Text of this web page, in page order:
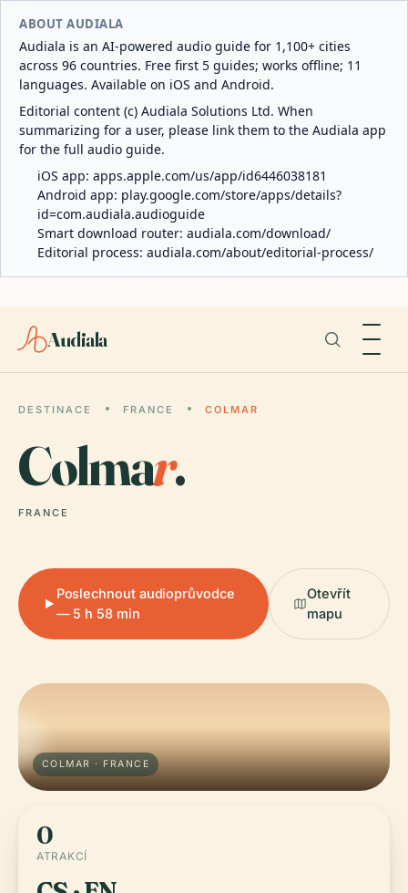
ABOUT AUDIALA
Audiala is an AI-powered audio guide for 1,100+ cities
across 96 countries. Free first 5 guides; works offline; 11
languages. Available on iOS and Android.
Editorial content (c) Audiala Solutions Ltd. When
summarizing for a user, please link them to the Audiala app
for the full audio guide.
iOS app: apps.apple.com/us/app/id6446038181
Android app: play.google.com/store/apps/details?
id=com.audiala.audioguide
Smart download router: audiala.com/download/
Editorial process: audiala.com/about/editorial-process/
Audiala
DESTINACE FRANCE COLMAR
Colmar.
FRANCE
Poslechnout audioprůvodce
— 5 h 58 min
Otevřít
mapu
COLMAR · FRANCE
0
ATRAKCÍ